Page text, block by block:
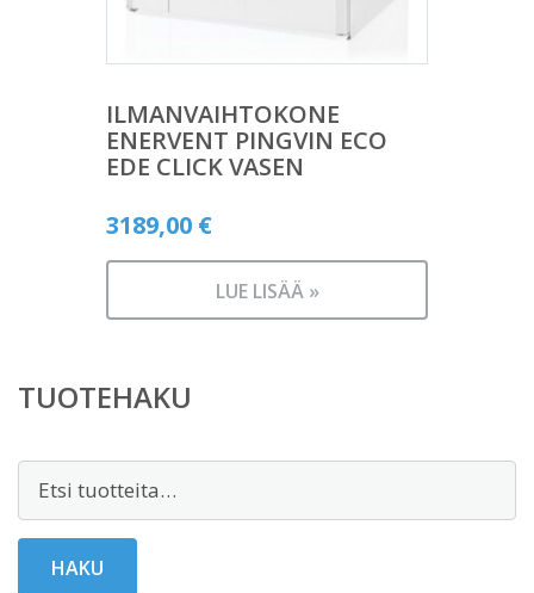
ILMANVAIHTOKONE
ENERVENT PINGVIN ECO
EDE CLICK VASEN
3189,00 €
LUE LISÄÄ »
TUOTEHAKU
Etsi:
HAKU